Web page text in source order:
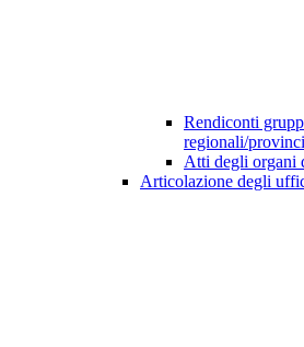
Rendiconti
regionali/
Atti degli organi
Articolazione degli